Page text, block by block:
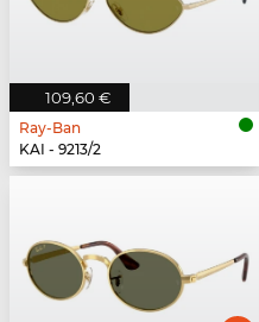
109,60 €
Ray-Ban
KAI - 9213/2